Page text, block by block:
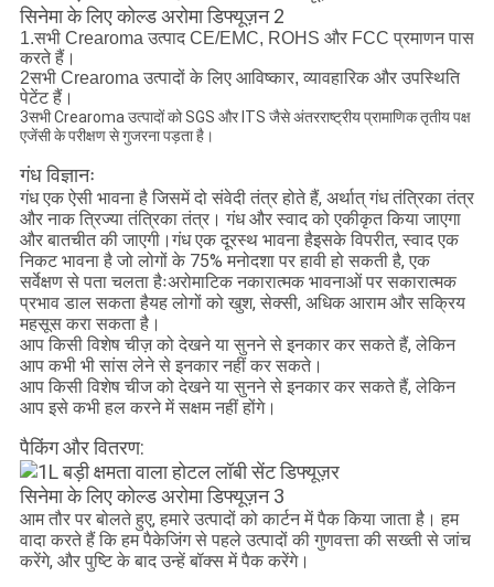
1.सभी Crearoma उत्पाद CE/EMC, ROHS और FCC प्रमाणन पास
करते हैं।
2सभी Crearoma उत्पादों के लिए आविष्कार, व्यावहारिक और उपस्थिति
पेटेंट हैं।
3सभी Crearoma उत्पादों को SGS और ITS जैसे अंतरराष्ट्रीय प्रामाणिक तृतीय पक्ष
एजेंसी के परीक्षण से गुजरना पड़ता है।
गंध विज्ञानः
गंध एक ऐसी भावना है जिसमें दो संवेदी तंत्र होते हैं, अर्थात् गंध तंत्रिका तंत्र
और नाक त्रिज्या तंत्रिका तंत्र। गंध और स्वाद को एकीकृत किया जाएगा
और बातचीत की जाएगी।गंध एक दूरस्थ भावना हैइसके विपरीत, स्वाद एक
निकट भावना है जो लोगों के 75% मनोदशा पर हावी हो सकती है, एक
सर्वेक्षण से पता चलता हैःअरोमाटिक नकारात्मक भावनाओं पर सकारात्मक
प्रभाव डाल सकता हैयह लोगों को खुश, सेक्सी, अधिक आराम और सक्रिय
महसूस करा सकता है।
आप किसी विशेष चीज़ को देखने या सुनने से इनकार कर सकते हैं, लेकिन
आप कभी भी सांस लेने से इनकार नहीं कर सकते।
आप किसी विशेष चीज को देखने या सुनने से इनकार कर सकते हैं, लेकिन
आप इसे कभी हल करने में सक्षम नहीं होंगे।
पैकिंग और वितरण:
आम तौर पर बोलते हुए, हमारे उत्पादों को कार्टन में पैक किया जाता है। हम
वादा करते हैं कि हम पैकेजिंग से पहले उत्पादों की गुणवत्ता की सख्ती से जांच
करेंगे, और पुष्टि के बाद उन्हें बॉक्स में पैक करेंगे।